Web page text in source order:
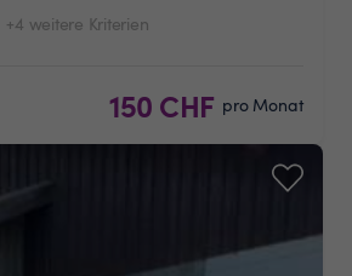
+4 weitere Kriterien
150 CHF pro Monat